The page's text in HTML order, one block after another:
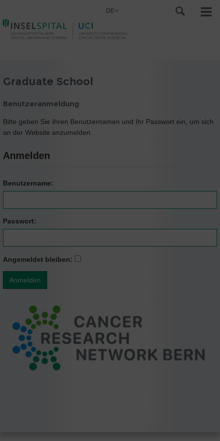
DE
Graduate School
Benutzeranmeldung
Bitte geben Sie Ihren Benutzernamen und Ihr Passwort ein, um sich
an der Website anzumelden.
Anmelden
Benutzername:
Passwort:
Angemeldet bleiben: